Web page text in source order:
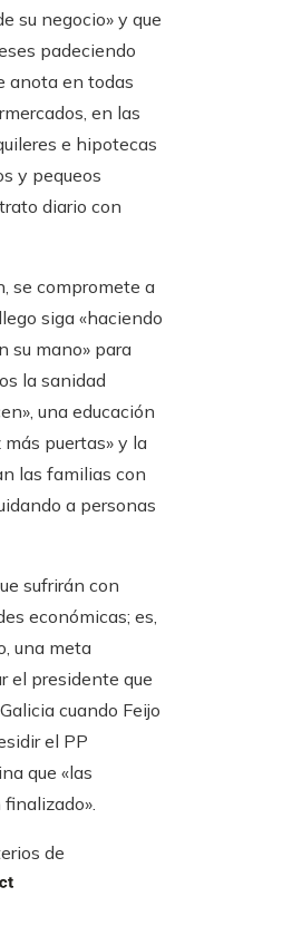
su negocio» y que
padeciendo
anota en todas
en las
e hipotecas
y pequeos
diario con
se compromete a
siga «haciendo
su mano» para
la sanidad
una educación
más puertas» y la
las familias con
a personas
sufrirán con
económicas; es,
una meta
el presidente que
cuando Feijo
el PP
que «las
de